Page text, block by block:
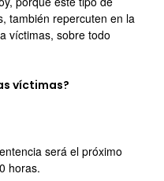
también repercuten en la
víctimas, sobre todo
víctimas?
será el próximo
horas.